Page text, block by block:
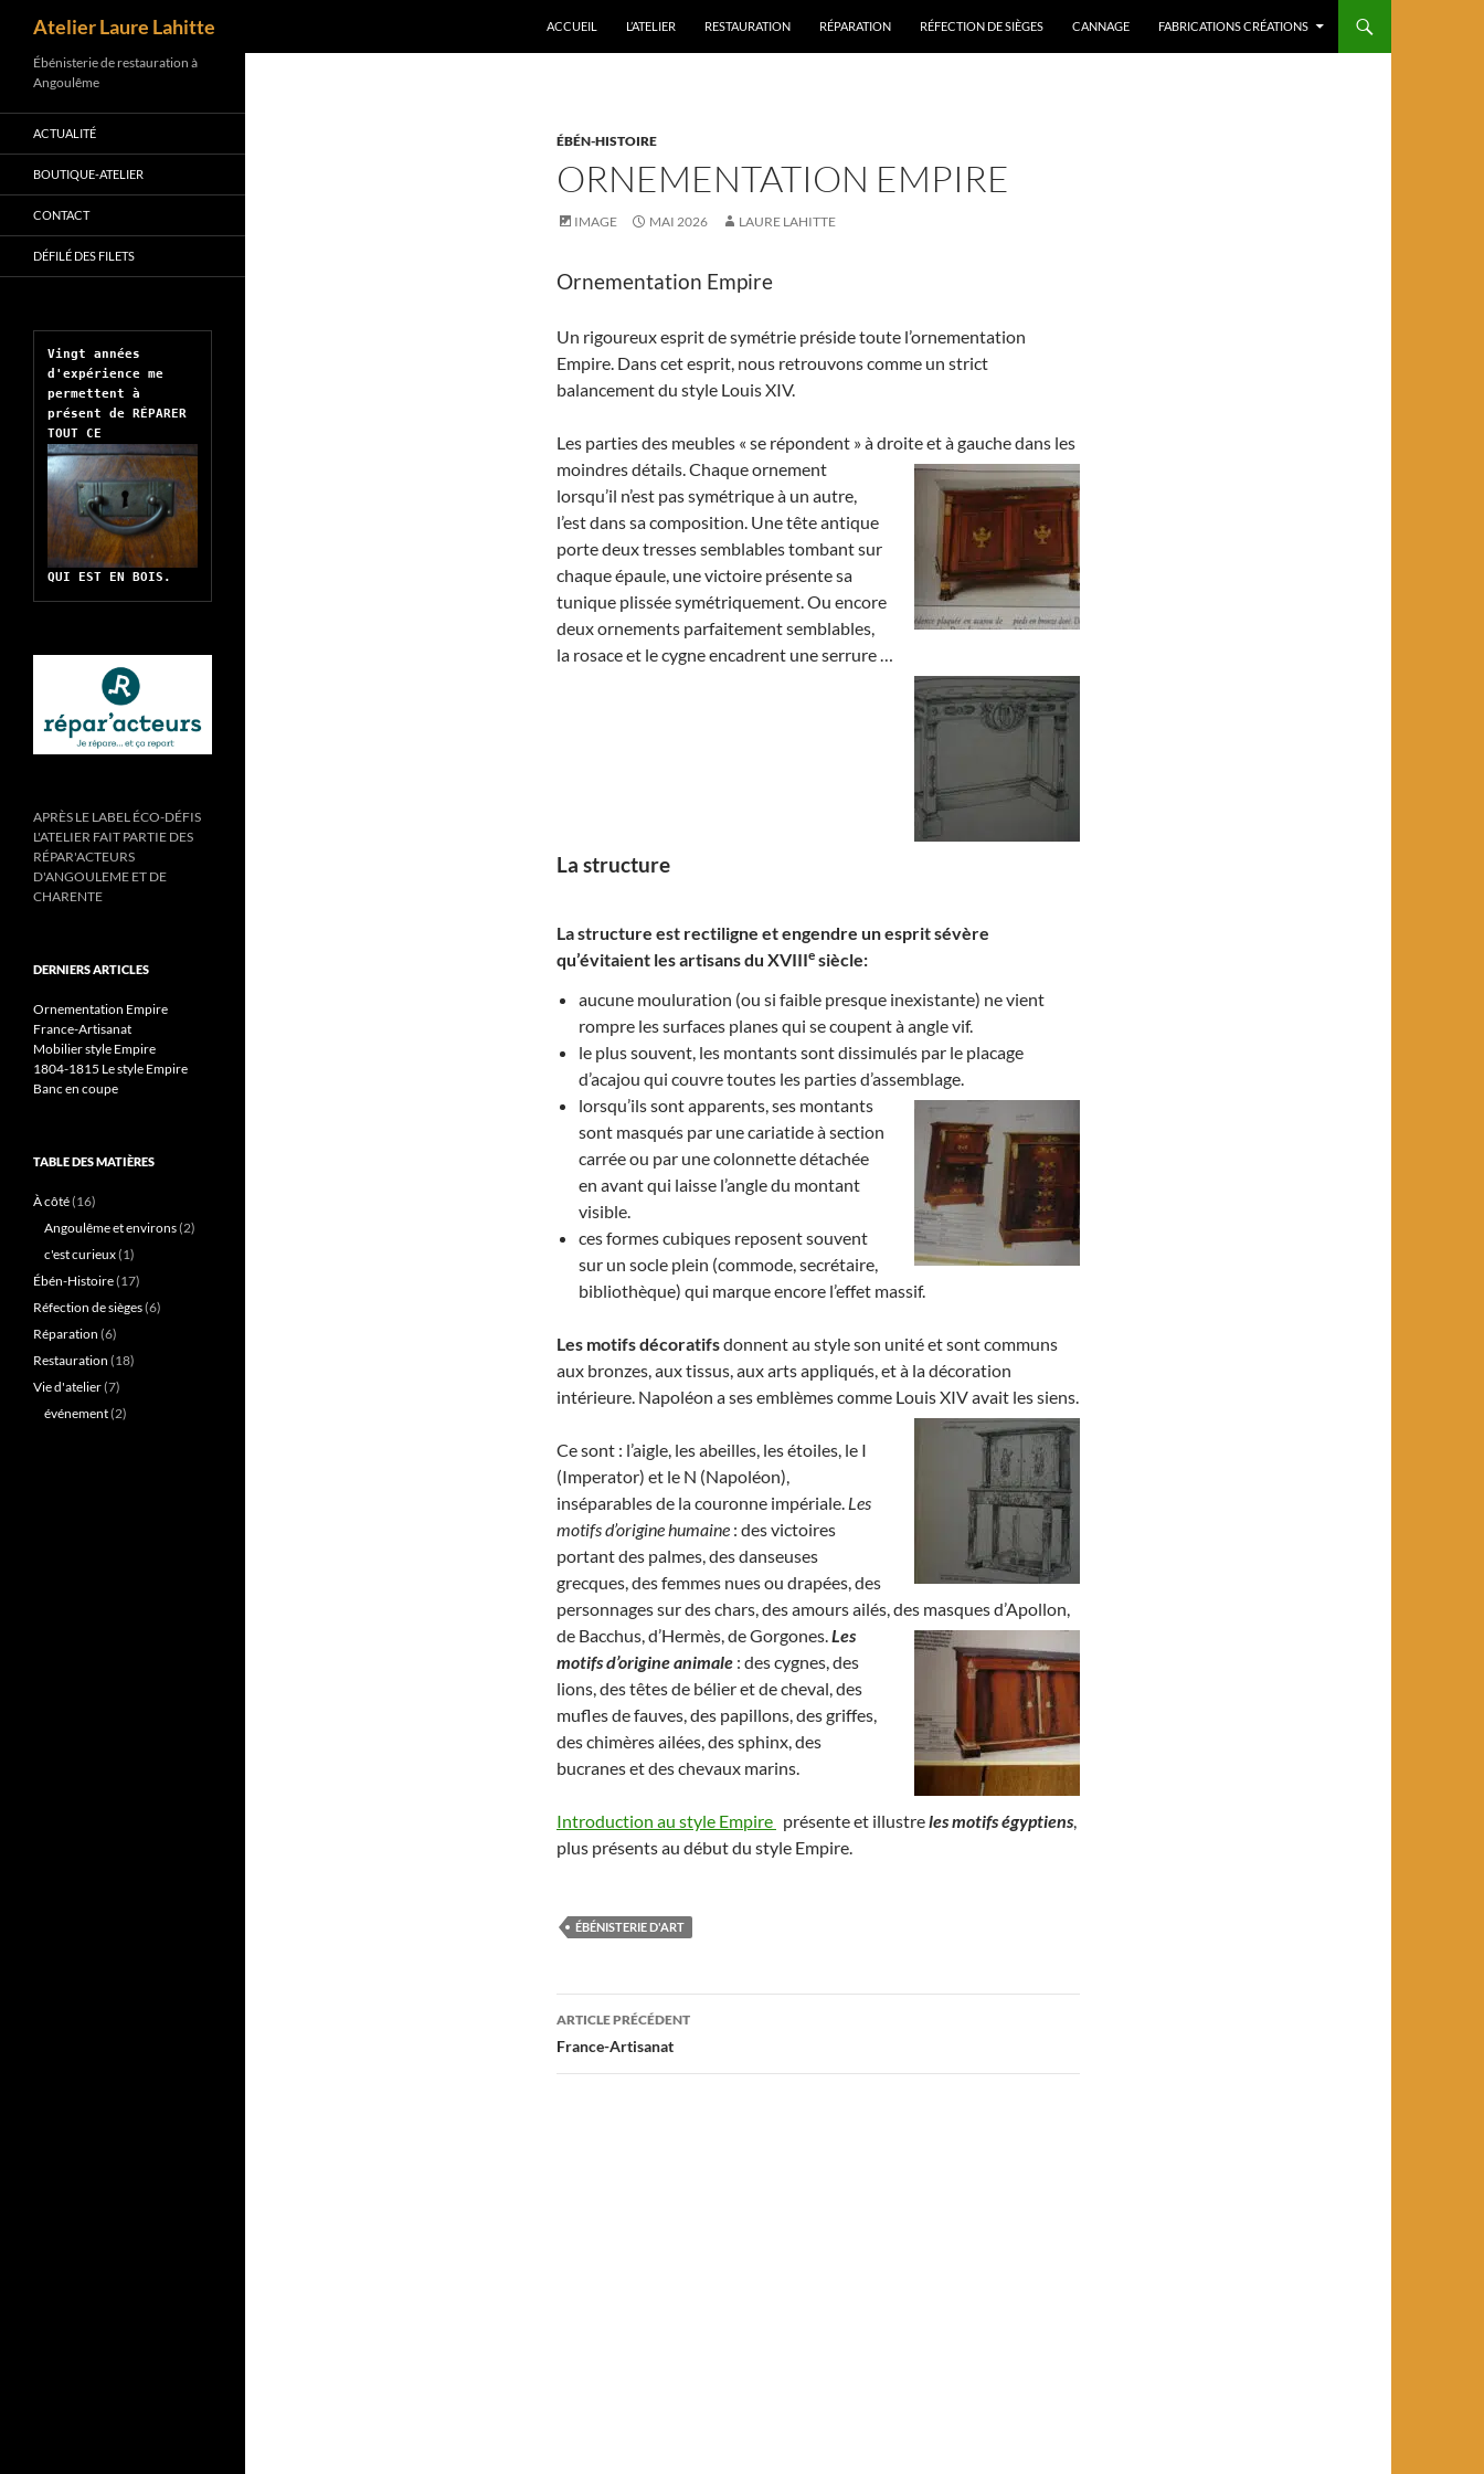
Aller
contenu
Atelier Laure Lahitte ACCUEIL L’ATELIER RESTAURATION RÉPARATION RÉFECTION DE SIÈGES CANNAGE FABRICATIONS CRÉATIONS
ÉBÉN-HISTOIRE
ORNEMENTATION EMPIRE
IMAGE MAI 2026 LAURE LAHITTE
Ornementation Empire
Un rigoureux esprit de symétrie préside toute l’ornementation
Empire. Dans cet esprit, nous retrouvons comme un strict
balancement du style Louis XIV.
Les parties des meubles « se répondent » à droite et à gauche dans les
moindres détails.Chaque ornement
lorsqu’il n’est pas symétrique à un autre,
l’est dans sa composition. Une tête antique
porte deux tresses semblables tombant sur
chaque épaule, une victoire présente sa
tunique plissée symétriquement. Ou encore
deux ornements parfaitement semblables,
la rosace et le cygne encadrent une serrure …
La structure
La structure est rectiligne et engendre un esprit sévère
qu’évitaient les artisans du XVIIIe siècle:
aucune mouluration (ou si faible presque inexistante) ne vient
rompre les surfaces planes qui se coupent à angle vif.
le plus souvent, les montants sont dissimulés par le placage
d’acajou qui couvre toutes les parties d’assemblage.
lorsqu’ils sont apparents, ses montants
sont masqués par une cariatide à section
carrée ou par une colonnette détachée
en avant qui laisse l’angle du montant
visible.
ces formes cubiques reposent souvent
sur un socle plein (commode, secrétaire,
bibliothèque) qui marque encore l’effet massif.
Les motifs décoratifsdonnent au style son unité et sont communs
aux bronzes, aux tissus, aux arts appliqués, et à la décoration
intérieure. Napoléon a ses emblèmes comme Louis XIV avait les siens.
Ce sont : l’aigle, les abeilles, les étoiles, le I
(Imperator) et le N (Napoléon),
inséparables de la couronne impériale. Les
motifs d’origine humaine : des victoires
portant des palmes, des danseuses
grecques, des femmes nues ou drapées, des
personnages sur des chars, des amours ailés, des masques d’Apollon,
de Bacchus, d’Hermès, de Gorgones.Les
motifs d’origine animale : des cygnes, des
lions, des têtes de bélier et de cheval, des
mufles de fauves, des papillons, des griffes,
des chimères ailées, des sphinx, des
bucranes et des chevaux marins.
Introduction au style Empire présente et illustreles motifs égyptiens,
plus présents au début du style Empire.
ÉBÉNISTERIE D'ART
Navigation
des
ARTICLE PRÉCÉDENT
France-Artisanat
Ébénisterie de restauration à
Angoulême
ACTUALITÉ
BOUTIQUE-ATELIER
CONTACT
DÉFILÉ DES FILETS
Vingt années
d'expérience me
permettent à
présent de RÉPARER
TOUT CE
QUI EST EN BOIS.
APRÈS LE LABEL ÉCO-DÉFIS
L'ATELIER FAIT PARTIE DES
RÉPAR'ACTEURS
D'ANGOULEME ET DE
CHARENTE
DERNIERS ARTICLES
Ornementation Empire
France-Artisanat
Mobilier style Empire
1804-1815 Le style Empire
Banc en coupe
TABLE DES MATIÈRES
À côté(16)
Angoulême et environs(2)
c'est curieux(1)
Ébén-Histoire(17)
Réfection de sièges(6)
Réparation (6)
Restauration (18)
Vie d'atelier(7)
événement(2)